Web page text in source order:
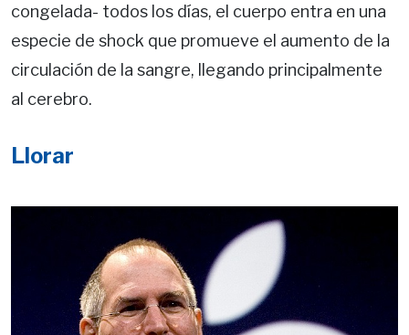
congelada- todos los días, el cuerpo entra en una
especie de shock que promueve el aumento de la
circulación de la sangre, llegando principalmente
al cerebro.
Llorar